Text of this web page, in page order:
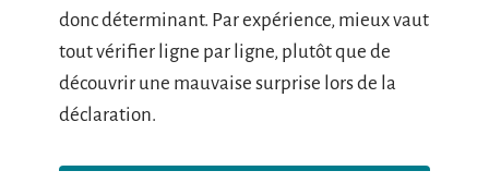
donc déterminant. Par expérience, mieux vaut
tout vérifier ligne par ligne, plutôt que de
découvrir une mauvaise surprise lors de la
déclaration.